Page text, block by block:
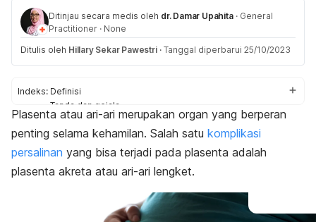
Ditinjau secara medis oleh dr. Damar Upahita · General
Practitioner · None
Ditulis oleh Hillary Sekar Pawestri · Tanggal diperbarui 25/10/2023
Indeks: Definisi
Tanda dan gejala
Penyebab
Komplikasi
Diagnosis
Pengobatan
Plasenta atau ari-ari merupakan organ yang berperan
penting selama kehamilan. Salah satu komplikasi
persalinan yang bisa terjadi pada plasenta adalah
plasenta akreta atau ari-ari lengket.